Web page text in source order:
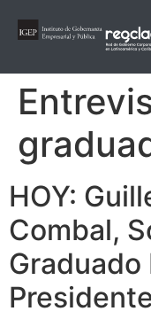
HOY:
Combal,
Graduado